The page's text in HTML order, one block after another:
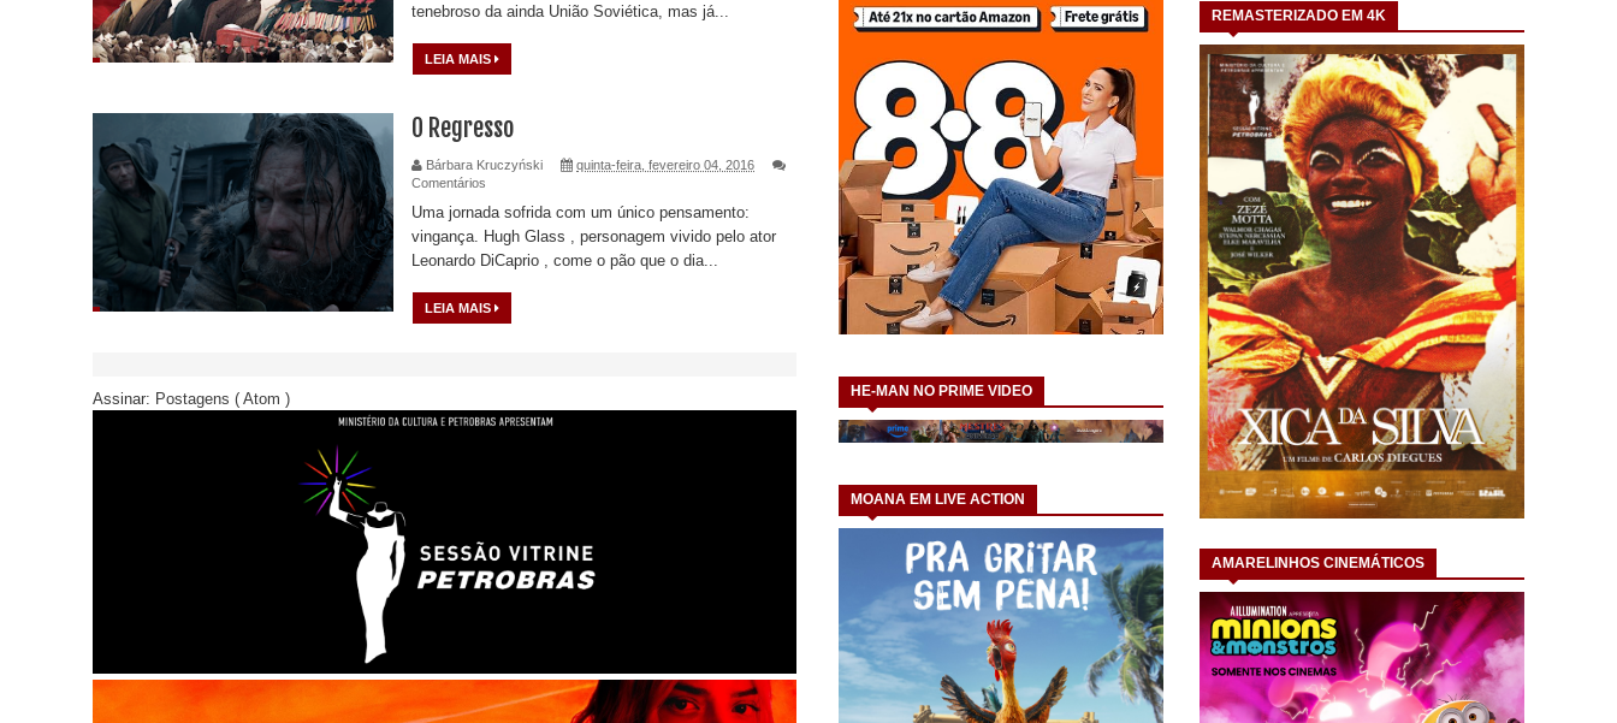
HE-MAN NO PRIME VIDEO
MOANA EM LIVE ACTION
tenebroso da ainda União Soviética, mas já...
LEIA MAIS
O Regresso
Bárbara Kruczyński
quinta-feira, fevereiro 04, 2016
Comentários
Uma jornada sofrida com um único pensamento:
vingança. Hugh Glass , personagem vivido pelo ator
Leonardo DiCaprio , come o pão que o dia...
LEIA MAIS
Assinar: Postagens ( Atom )
REMASTERIZADO EM 4K
AMARELINHOS CINEMÁTICOS